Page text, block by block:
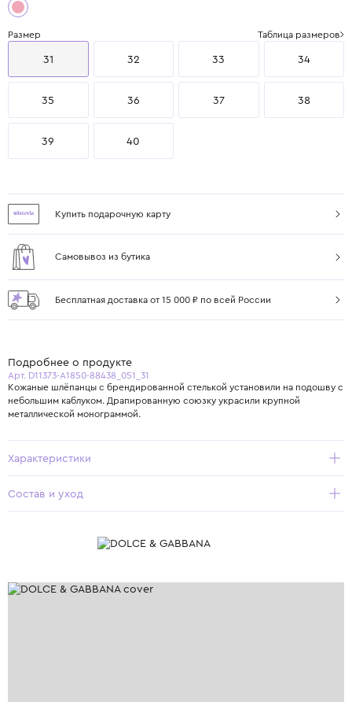
Размер Таблица размеров
31 32 33 34
35 36 37 38
39 40
Купить подарочную карту
Самовывоз из бутика
Бесплатная доставка от 15 000 ₽ по всей России
Подробнее о продукте
Арт. D11373-A1850-88438_051_31
Кожаные шлёпанцы с брендированной стелькой установили на подошву с
небольшим каблуком. Драпированную союзку украсили крупной
металлической монограммой.
Характеристики
Состав и уход